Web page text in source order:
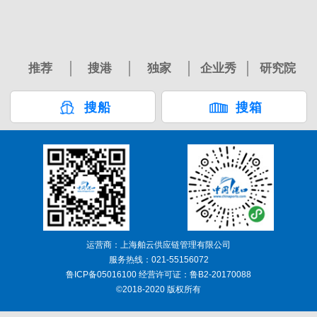
推荐 搜港 独家 企业秀 研究院
搜船 搜箱
运营商：上海舶云供应链管理有限公司
服务热线：021-55156072
鲁ICP备05016100 经营许可证：鲁B2-20170088
©2018-2020 版权所有